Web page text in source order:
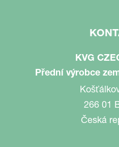
KVG
Přední výrobce
266 01
Česká